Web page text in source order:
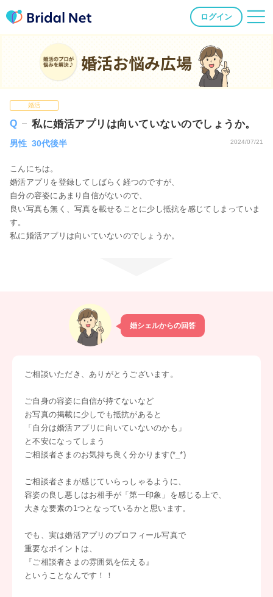
ログイン
婚活お悩み広場
婚活
私に婚活アプリは向いていないのでしょうか。
男性 30代後半 2024/07/21
こんにちは。
婚活アプリを登録してしばらく経つのですが、
自分の容姿にあまり自信がないので、
良い写真も無く、写真を載せることに少し抵抗を感じてしまっていま
す。
私に婚活アプリは向いていないのでしょうか。
婚シェルからの回答
ご相談いただき、ありがとうございます。
ご自身の容姿に自信が持てないなど
お写真の掲載に少しでも抵抗があると
「自分は婚活アプリに向いていないのかも」
と不安になってしまう
ご相談者さまのお気持ち良く分かります(*_*)
ご相談者さまが感じていらっしゃるように、
容姿の良し悪しはお相手が「第一印象」を感じる上で、
大きな要素の1つとなっているかと思います。
でも、実は婚活アプリのプロフィール写真で
重要なポイントは、
『ご相談者さまの雰囲気を伝える』
ということなんです！！